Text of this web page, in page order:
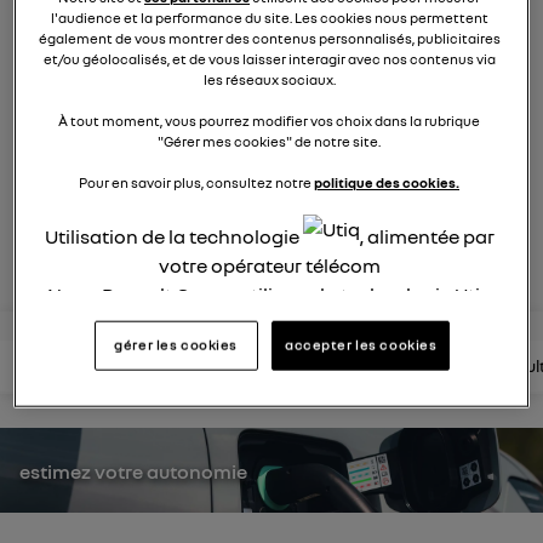
électriques RENAULT
2120membres
rejoignez
lire les questions lire les articles consultez la brochure
estimez votre autonomie
l'audience et la performance du site. Les cookies nous permettent
également de vous montrer des contenus personnalisés, publicitaires
et/ou géolocalisés, et de vous laisser interagir avec nos contenus via
les réseaux sociaux.
À tout moment, vous pourrez modifier vos choix dans la rubrique
"Gérer mes cookies" de notre site.
Pour en savoir plus, consultez notrepolitique des cookies.
Utilisation de la technologie
, alimentée par
votre opérateur télécom
Nous, Renault Group, utilisons la technologie Utiq
pour nos activités digitales (telles que décrites
dans cette notice de consentement) et liées à
utilisez une connexion internet fournie parun
opérateur télécom participant
et que vous
consentez sur chaque site).
La technologie Utiq a été conçue pour la
gérer les cookies accepter les cookies